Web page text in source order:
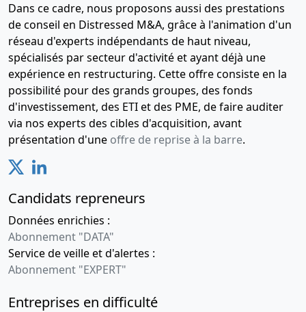
Dans ce cadre, nous proposons aussi des prestations
de conseil en Distressed M&A, grâce à l'animation d'un
réseau d'experts indépendants de haut niveau,
spécialisés par secteur d'activité et ayant déjà une
expérience en restructuring. Cette offre consiste en la
possibilité pour des grands groupes, des fonds
d'investissement, des ETI et des PME, de faire auditer
via nos experts des cibles d'acquisition, avant
présentation d'une offre de reprise à la barre.
Candidats repreneurs
Données enrichies :
Abonnement "DATA"
Service de veille et d'alertes :
Abonnement "EXPERT"
Entreprises en difficulté